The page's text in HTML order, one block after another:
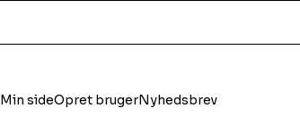
Min sideOpret brugerNyhedsbrev